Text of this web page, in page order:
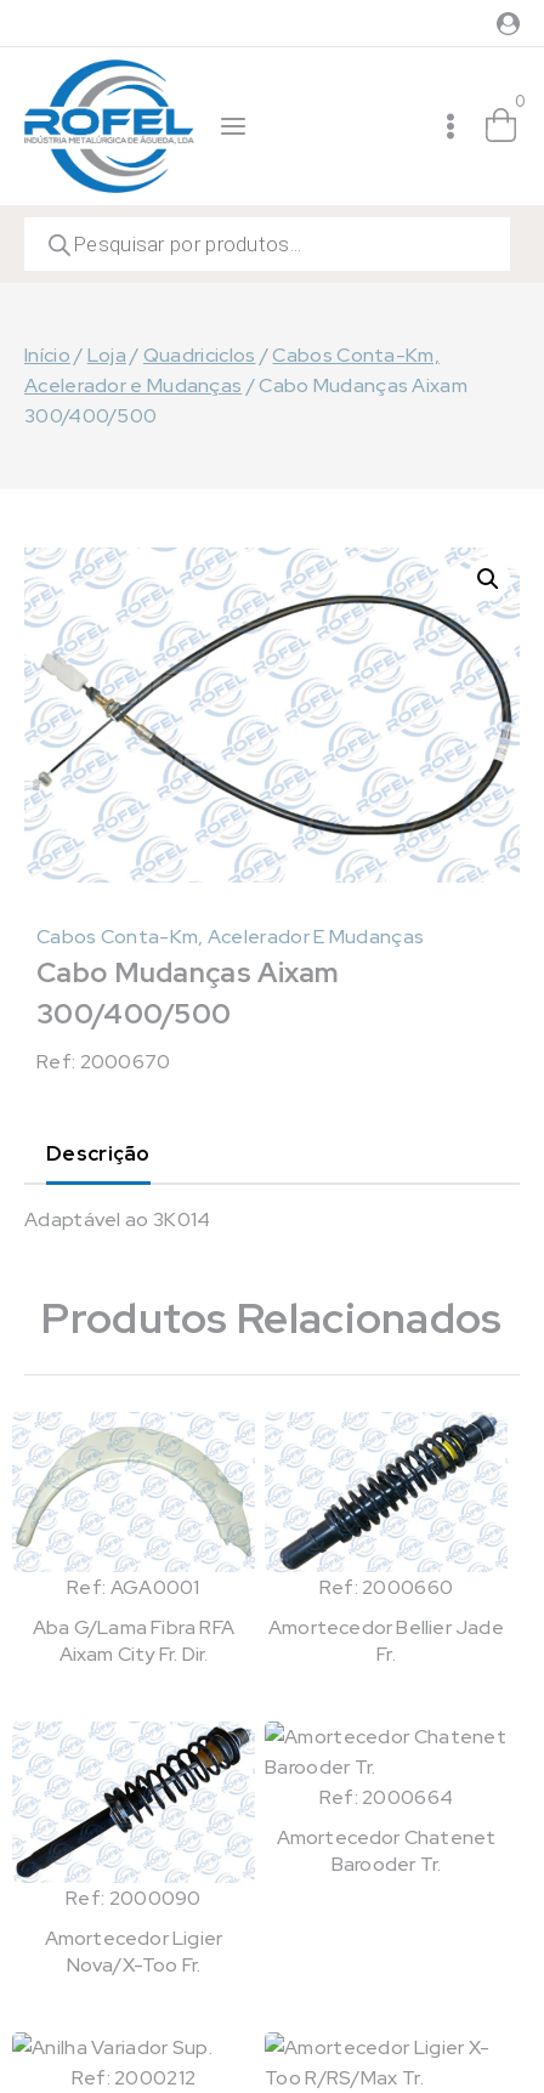
to
content
0
search
Início/Loja /Quadriciclos /Cabos Conta-Km,
Acelerador e Mudanças /Cabo Mudanças Aixam
300/400/500
Cabos Conta-Km, Acelerador E Mudanças
Cabo Mudanças Aixam
300/400/500
Ref: 2000670
Descrição
Adaptável ao 3K014
Produtos Relacionados
Ref: AGA0001
Aba G/Lama Fibra RFA
Aixam City Fr. Dir.
Ref: 2000660
Amortecedor Bellier Jade
Fr.
Ref: 2000090
Amortecedor Ligier
Nova/X-Too Fr.
Ref: 2000664
Amortecedor Chatenet
Barooder Tr.
Ref: 2000212